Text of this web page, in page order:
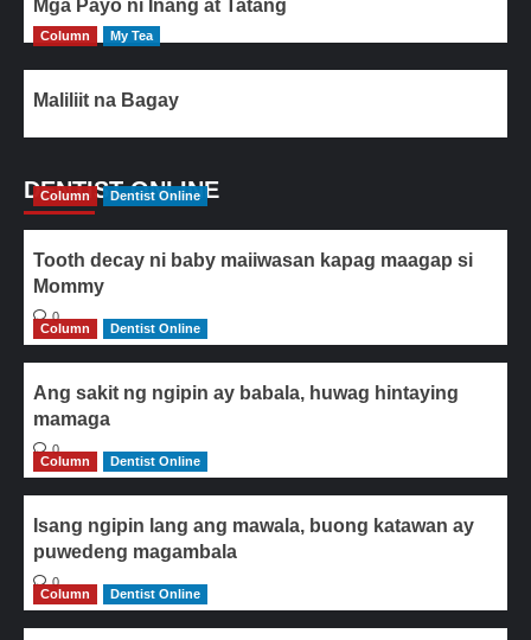
Mga Payo ni Inang at Tatang
Column My Tea
Maliliit na Bagay
DENTIST ONLINE
Column Dentist Online
Tooth decay ni baby maiiwasan kapag maagap si
Mommy
0
Column
Dentist Online
Ang sakit ng ngipin ay babala, huwag hintaying
mamaga
0
Column
Dentist Online
Isang ngipin lang ang mawala, buong katawan ay
puwedeng magambala
0
Column
Dentist Online